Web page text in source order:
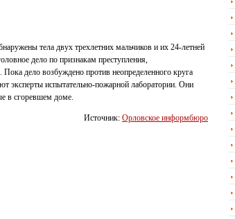
тела двух трехлетних мальчиков и их 24-летней
дело по признакам преступления,
дело возбуждено против неопределенного круга
эксперты испытательно-пожарной лаборатории. Они
в сгоревшем доме.
Источник: Орловское информбюро